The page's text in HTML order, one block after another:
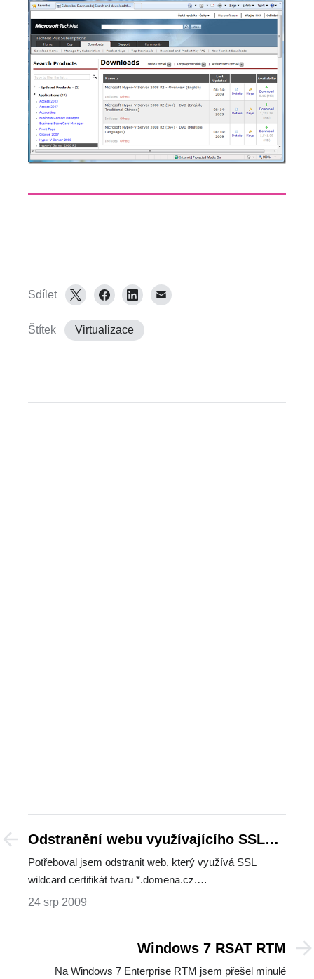
Sdílet
Štítek Virtualizace
Odstranění webu využívajícího SSL
wildcard certifikát v IIS7
Potřeboval jsem odstranit web, který využívá SSL
wildcard certifikát tvaru *.domena.cz.…
24 srp 2009
Windows 7 RSAT RTM
Na Windows 7 Enterprise RTM jsem přešel minulé